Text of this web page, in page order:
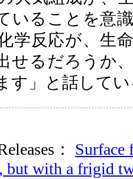
いることを意
学反応が、生
せるだろうか
す」と話して
： Surface
but with a frigid